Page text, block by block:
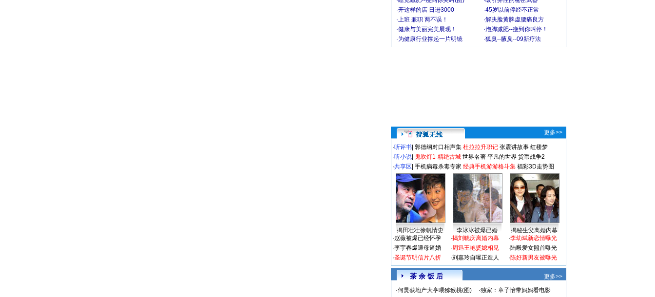
·开这样的店 日进3000 ·45岁以前停经不正常
·上班 兼职 两不误！ ·解决脸黄脾虚腰痛良方
·健康与美丽完美展现！ ·泡脚减肥--瘦到你叫停！
·为健康行业撑起一片明镜 ·狐臭--腋臭--09新疗法
更多>>
·听评书 郭德纲对口相声集 杜拉拉升职记 张震讲故事 红楼梦
·听小说 鬼吹灯1-精绝古城 世界名著 平凡的世界 货币战争2
·共享区 手机病毒杀毒专家 经典手机游游格斗集 福彩3D走势图
揭田壮壮徐帆情史 李冰冰被爆已婚
揭秘生父离婚内幕
·赵薇被爆已经怀孕
·李宇春爆遭母逼婚
·圣诞节明信片八折
·揭刘晓庆离婚内幕
·周迅王艳婆媳相见
·刘嘉玲自曝正造人
·李幼斌新恋情曝光
·陆毅爱女照首曝光
·陈好新男友被曝光
茶 余 饭 后
更多>>
·何炅获地产大亨喂猕猴桃(图) ·独家：章子怡带妈妈看电影